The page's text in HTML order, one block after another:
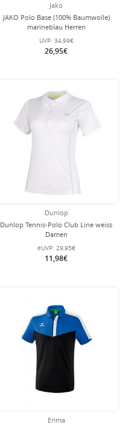
Jako
JAKO Polo Base (100% Baumwolle)
marineblau Herren
UVP: 34,99€
26,95€
Dunlop
Dunlop Tennis-Polo Club Line weiss
Damen
eUVP: 29,95€
11,98€
Erima